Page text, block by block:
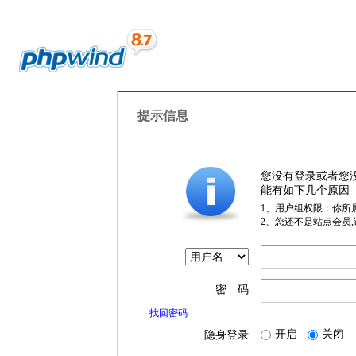
提示信息
您没有登录或者您
能有如下几个原因
1、用户组权限：你所
2、您还不是站点会员
密 码
找回密码
隐身登录 开启 关闭